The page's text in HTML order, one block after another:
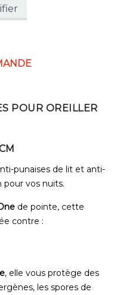
POUR OREILLER
punaises de lit et anti-
pour vos nuits.
de pointe, cette
contre :
, elle vous protège des
les spores de